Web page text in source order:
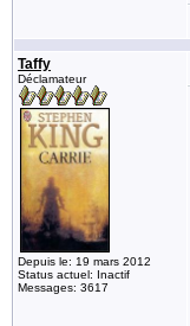
Taffy
Déclamateur
Depuis le: 19 mars 2012
Status actuel: Inactif
Messages: 3617